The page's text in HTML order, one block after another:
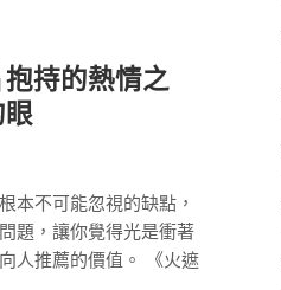
抱持的熱情之
眼
本不可能忽視的缺點，
題，讓你覺得光是衝著
人推薦的價值。 《火遮